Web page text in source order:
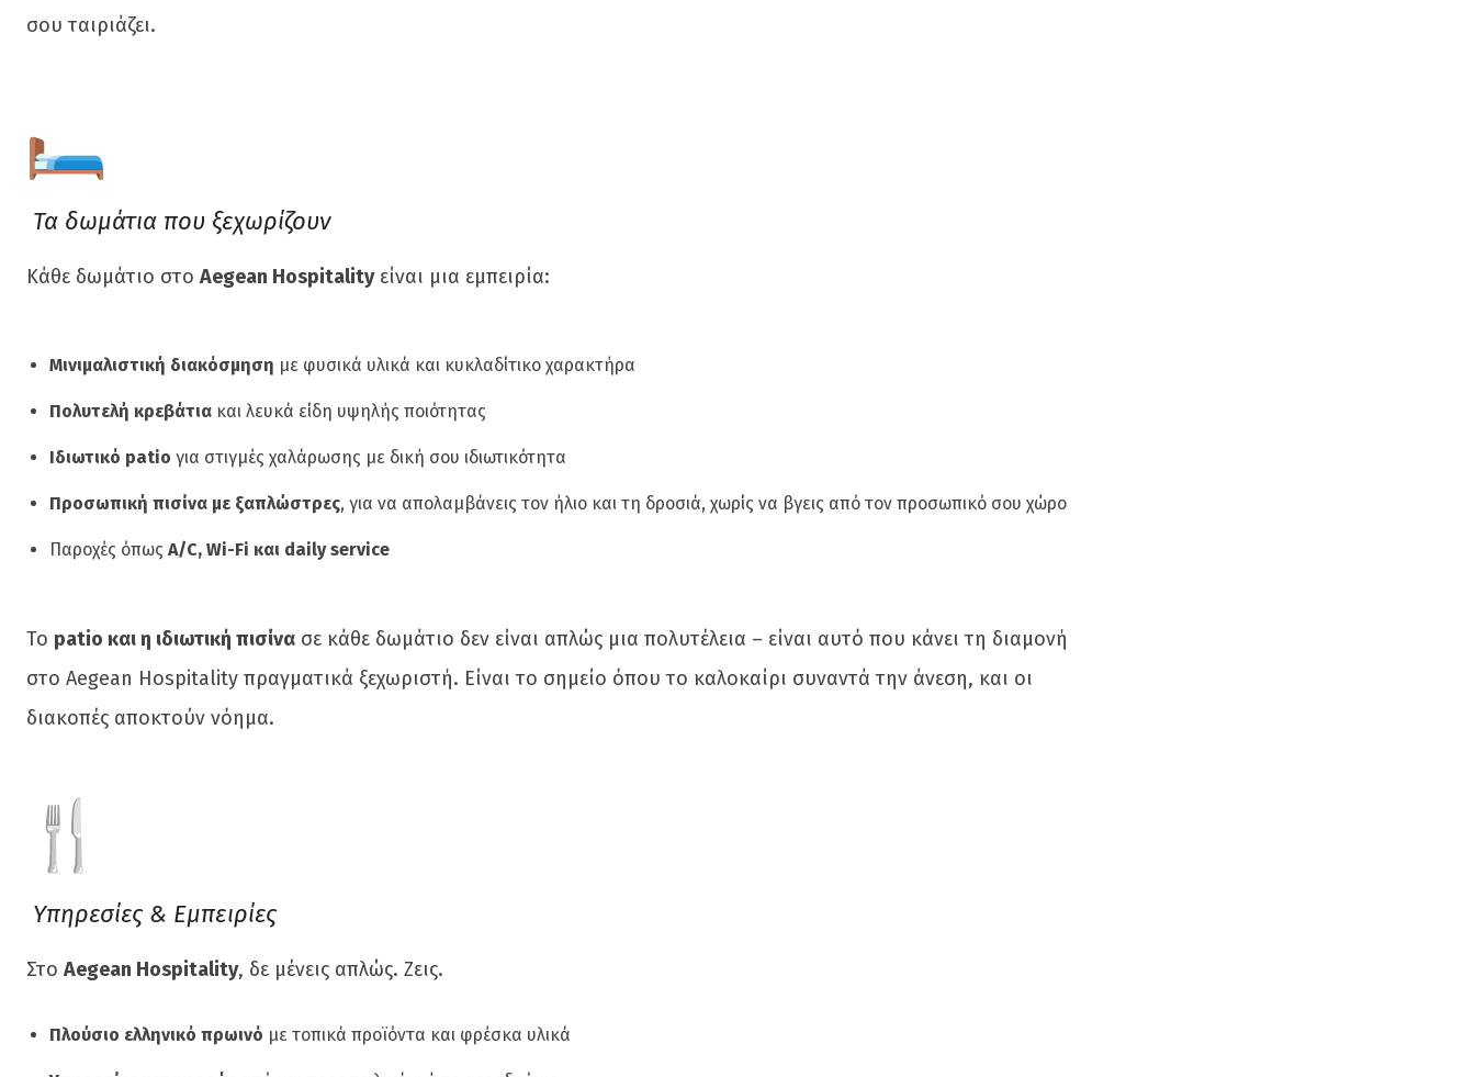
σου ταιριάζει.
Τα δωμάτια που ξεχωρίζουν
Κάθε δωμάτιο στο Aegean Hospitalityείναι μια εμπειρία:
Μινιμαλιστική διακόσμηση με φυσικά υλικά και κυκλαδίτικο χαρακτήρα
Πολυτελή κρεβάτια και λευκά είδη υψηλής ποιότητας
Ιδιωτικό patio για στιγμές χαλάρωσης με δική σου ιδιωτικότητα
Προσωπική πισίνα με ξαπλώστρες, για να απολαμβάνεις τον ήλιο και τη δροσιά, χωρίς να βγεις από τον προσωπικό σου χώρο
Παροχές όπως A/C, Wi-Fi και daily service
Το patio και η ιδιωτική πισίνα σε κάθε δωμάτιο δεν είναι απλώς μια πολυτέλεια – είναι αυτό που κάνει τη διαμονή
στο Aegean Hospitality πραγματικά ξεχωριστή. Είναι το σημείο όπου το καλοκαίρι συναντά την άνεση, και οι
διακοπές αποκτούν νόημα.
Υπηρεσίες & Εμπειρίες
Στο Aegean Hospitality, δε μένεις απλώς. Ζεις.
Πλούσιο ελληνικό πρωινό με τοπικά προϊόντα και φρέσκα υλικά